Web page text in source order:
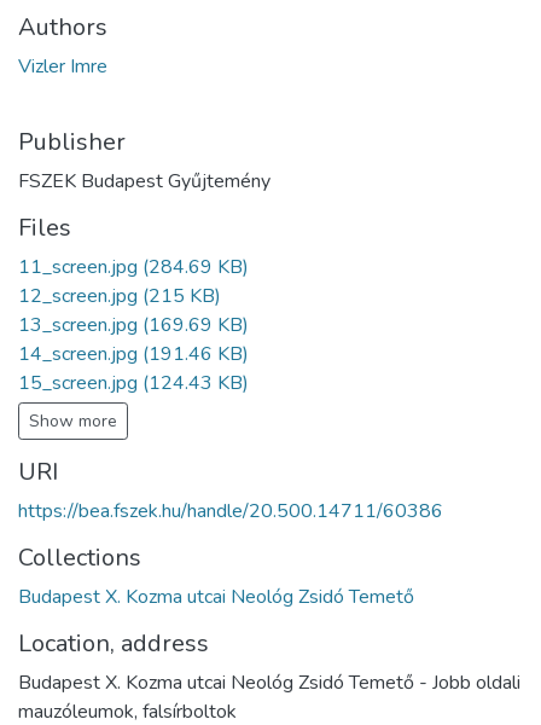
Authors
Vizler Imre
Publisher
FSZEK Budapest Gyűjtemény
Files
11_screen.jpg (284.69 KB)
12_screen.jpg (215 KB)
13_screen.jpg (169.69 KB)
14_screen.jpg (191.46 KB)
15_screen.jpg (124.43 KB)
Show more
URI
https://bea.fszek.hu/handle/20.500.14711/60386
Collections
Budapest X. Kozma utcai Neológ Zsidó Temető
Location, address
Budapest X. Kozma utcai Neológ Zsidó Temető - Jobb oldali
mauzóleumok, falsírboltok